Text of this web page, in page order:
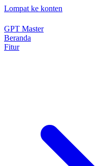
Lompat ke konten
GPT Master
Beranda
Fitur